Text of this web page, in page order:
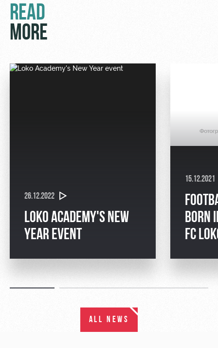
READ
MORE
26.12.2022
LOKO ACADEMY'S NEW
YEAR EVENT
15.12.2021
BORN
FC
ALL NEWS